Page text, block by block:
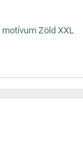
Zöld XXL